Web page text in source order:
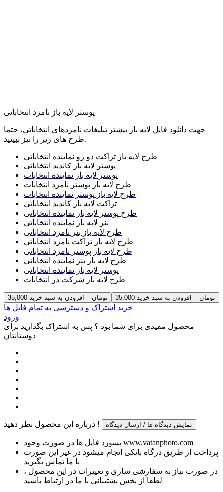
پوستر لایه باز نامزد انتخاباتی
جهت دانلود فایل لایه باز بیشتر تبلیغات نامزدهای انتخاباتی، حتما
طرح های زیر را نیز ببینید.
طرح لایه باز تراکت دو رو نماینده انتخاباتی
پوستر لایه باز کاندید انتخاباتی
پوستر لایه باز نماینده انتخابات
طرح لایه باز پوستر نامزد انتخابات
طرح لایه باز پوستر نماینده انتخابات
تراکت لایه باز کاندید انتخاباتی
طرح پوستر لایه باز نماینده انتخاباتی
بنر لایه باز نماینده انتخاباتی
طرح لایه باز بنر نامزد انتخاباتی
طرح لایه باز تراکت نامزد انتخاباتی
طرح لایه باز پوستر نامزد انتخاباتی
طرح لایه باز بنر نماینده انتخاباتی
پوستر لایه باز نماینده انتخاباتی
طرح لایه باز شرکت در انتخابات
35,000 تومان – افزودن به سبد خرید
خرید اشتراک و دسترسی به تمام فایل ها
ورود
محصول مفیدی برای شما بود ؟ پس به اشتراک بگذارید برای
دوستانتان
درباره این محصول نظر دهید ! نمایش دیدگاه ها / ارسال دیدگاه
پسورد فایل ها در صورت وجود www.vatanphoto.com
پرداخت از طریق درگاه بانکی انجام میشود در غیر این صورت
با ما تماس بگیرید
در صورت نیاز به سفارشی سازی و تغییرات در این محصول ،
لطفا از بخش پشتیبانی با ما در ارتباط باشید